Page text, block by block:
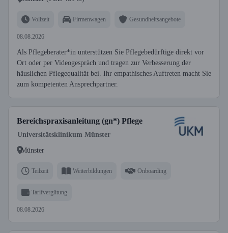
Vollzeit Firmenwagen Gesundheitsangebote
08.08.2026
Als Pflegeberater*in unterstützen Sie Pflegebedürftige direkt vor
Ort oder per Videogespräch und tragen zur Verbesserung der
häuslichen Pflegequalität bei. Ihr empathisches Auftreten macht Sie
zum kompetenten Ansprechpartner.
Bereichspraxisanleitung (gn*) Pflege
Universitätsklinikum Münster
Münster
Teilzeit Weiterbildungen Onboarding
Tarifvergütung
08.08.2026